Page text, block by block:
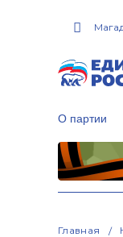
О партии
Главная